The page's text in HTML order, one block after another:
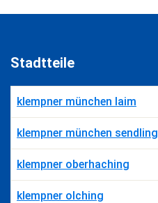
Stadtteile
klempner münchen laim
klempner münchen sendling
klempner oberhaching
klempner olching